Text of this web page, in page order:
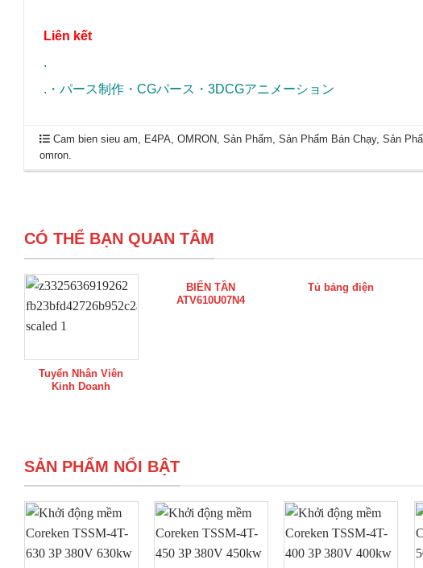
Liên kết
.
. ・ パース制作 ・ CGパース ・ 3DCGアニメーション
Cam bien sieu am E4PA ,OMRON ,Sản Phẩm ,Sản Phẩm Bán Chạy,Sản
omron
CÓ THỂ BẠN QUAN TÂM
Tuyển Nhân Viên
Kinh Doanh
BIẾN TẦN
ATV610U07N4
Tủ bảng điện
SẢN PHẨM NỔI BẬT